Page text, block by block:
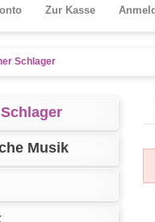
Zur Kasse
Schlager
Musik